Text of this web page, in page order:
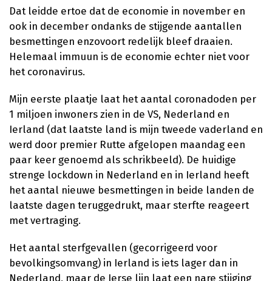
Dat leidde ertoe dat de economie in november en
ook in december ondanks de stijgende aantallen
besmettingen enzovoort redelijk bleef draaien.
Helemaal immuun is de economie echter niet voor
het coronavirus.
Mijn eerste plaatje laat het aantal coronadoden per
1 miljoen inwoners zien in de VS, Nederland en
Ierland (dat laatste land is mijn tweede vaderland en
werd door premier Rutte afgelopen maandag een
paar keer genoemd als schrikbeeld). De huidige
strenge lockdown in Nederland en in Ierland heeft
het aantal nieuwe besmettingen in beide landen de
laatste dagen teruggedrukt, maar sterfte reageert
met vertraging.
Het aantal sterfgevallen (gecorrigeerd voor
bevolkingsomvang) in Ierland is iets lager dan in
Nederland, maar de Ierse lijn laat een nare stijging